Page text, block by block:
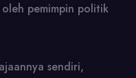
pemimpin politik
sendiri,